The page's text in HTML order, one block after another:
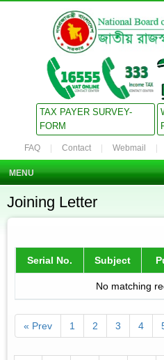
TAX PAYER SURVEY-
FORM
FAQ Contact Webmail
MENU
Joining Letter
Serial No. Subject
No matching
« Prev 1 2 3 4